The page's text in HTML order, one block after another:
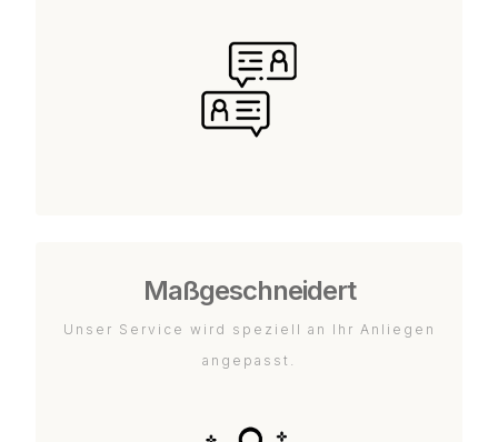
Maßgeschneidert
Unser Service wird speziell an Ihr Anliegen
angepasst.